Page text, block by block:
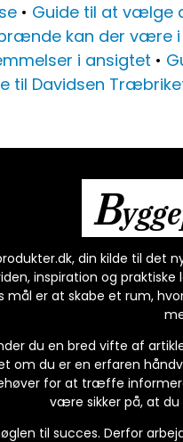
• Guide til at vælge
kan der være i
i ansigtet •
til Davidsen
B
din kilde til det
inspiration og
mål er at skabe et rum,
du en bred vifte af
om du er en erfaren
for at træffe
være sikker på, at
til succes. Derfor